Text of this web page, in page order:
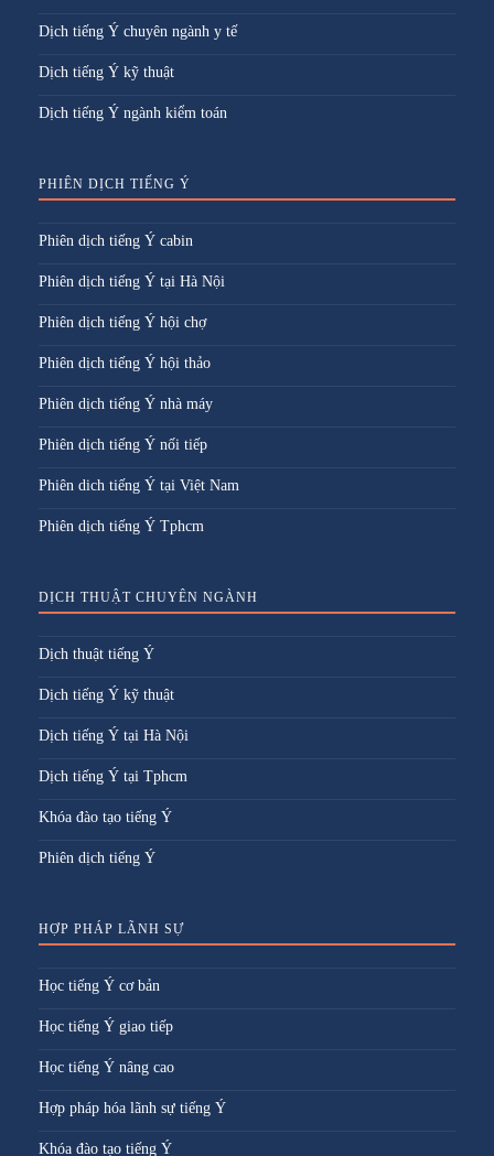
Dịch tiếng Ý chuyên ngành y tế
Dịch tiếng Ý kỹ thuật
Dịch tiếng Ý ngành kiểm toán
PHIÊN DỊCH TIẾNG Ý
Phiên dịch tiếng Ý cabin
Phiên dịch tiếng Ý tại Hà Nội
Phiên dịch tiếng Ý hội chợ
Phiên dịch tiếng Ý hội thảo
Phiên dịch tiếng Ý nhà máy
Phiên dịch tiếng Ý nối tiếp
Phiên dich tiếng Ý tại Việt Nam
Phiên dịch tiếng Ý Tphcm
DỊCH THUẬT CHUYÊN NGÀNH
Dịch thuật tiếng Ý
Dịch tiếng Ý kỹ thuật
Dịch tiếng Ý tại Hà Nội
Dịch tiếng Ý tại Tphcm
Khóa đào tạo tiếng Ý
Phiên dịch tiếng Ý
HỢP PHÁP LÃNH SỰ
Học tiếng Ý cơ bản
Học tiếng Ý giao tiếp
Học tiếng Ý nâng cao
Hợp pháp hóa lãnh sự tiếng Ý
Khóa đào tạo tiếng Ý